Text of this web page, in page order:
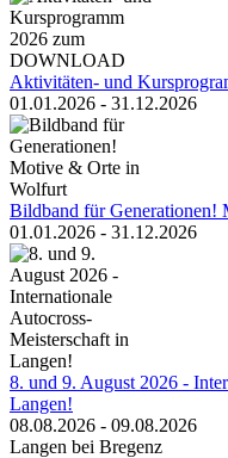
Aktivitäten- und
01.01.2026 - 31.12.2026
Bildband für
01.01.2026 - 31.12.2026
8. und 9. August 2026 -
Langen!
08.08.2026 - 09.08.2026
Langen bei Bregenz